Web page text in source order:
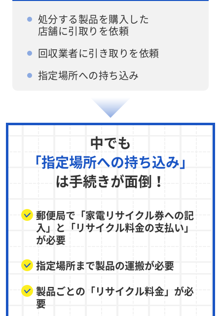
処分する製品を購入した
店舗に引取りを依頼
回収業者に引き取りを依頼
指定場所への持ち込み
中でも
「指定場所への持ち込み」
は手続きが面倒！
郵便局で「家電リサイクル券への記
入」と「リサイクル料金の支払い」
が必要
指定場所まで製品の運搬が必要
製品ごとの「リサイクル料金」が必
要